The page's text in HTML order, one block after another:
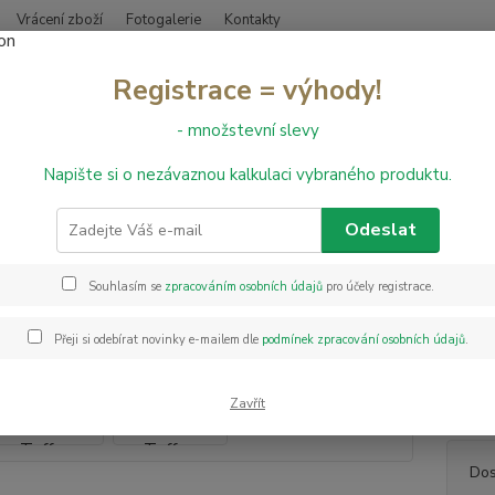
Vrácení zboží Fotogalerie Kontakty
Hledat
Dřevěné podlahy Dřevěná podlaha Barlinek Dub Toffee Herringbone 130
podlaha Barlinek Dub
Registrace = výhody!
- množstevní slevy
Napište si o nezávaznou kalkulaci vybraného produktu.
Odeslat
Souhlasím se zpracováním osobních údajůpro účely registrace.
Přeji si odebírat novinky e-mailem dle podmínek zpracování osobních údajů.
Zavřít